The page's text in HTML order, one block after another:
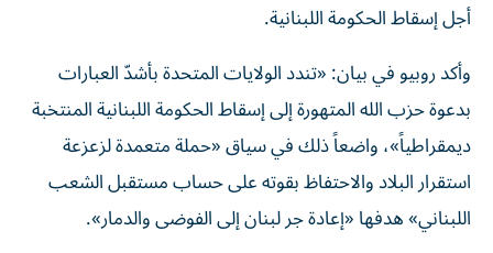
أجل إسقاط الحكومة اللبنانية.
وأكد روبيو في بيان: «تندد الولايات المتحدة بأشدّ العبارات
بدعوة حزب الله المتهورة إلى إسقاط الحكومة اللبنانية المنتخبة
ديمقراطياً»، واضعاً ذلك في سياق «حملة متعمدة لزعزعة
استقرار البلاد والاحتفاظ بقوته على حساب مستقبل الشعب
اللبناني» هدفها «إعادة جر لبنان إلى الفوضى والدمار».